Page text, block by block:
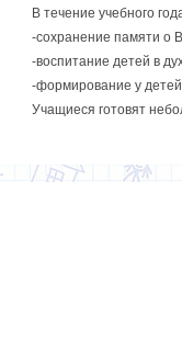
В течение учебного
-сохранение памяти о
-воспитание детей в
-формирование у
Учащиеся готовят